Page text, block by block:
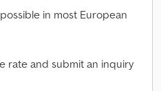
in most European
rate and submit an inquiry